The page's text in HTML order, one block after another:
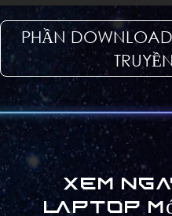
PHẦN
Xem
laptop